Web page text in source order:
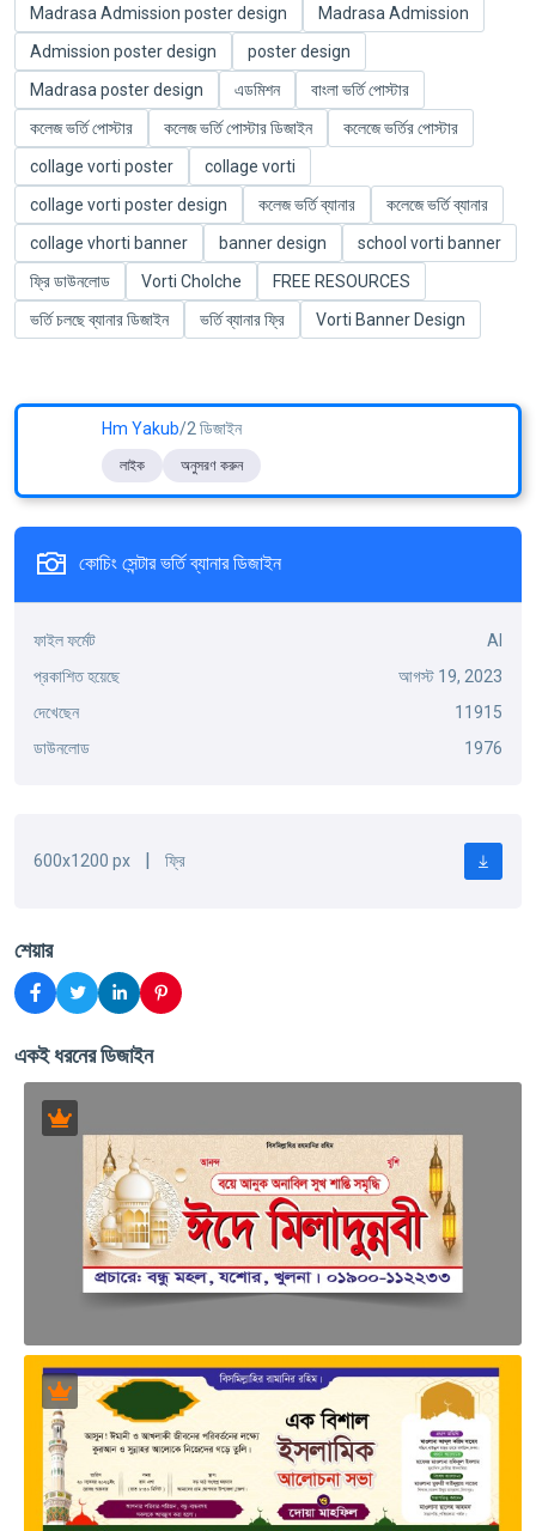
Madrasa Admission poster design
Madrasa Admission
Admission poster design
poster design
Madrasa poster design
এডমিশন
বাংলা ভর্তি পোস্টার
কলেজ ভর্তি পোস্টার
কলেজ ভর্তি পোস্টার ডিজাইন
কলেজে ভর্তির পোস্টার
collage vorti poster
collage vorti
collage vorti poster design
কলেজ ভর্তি ব্যানার
কলেজে ভর্তি ব্যানার
collage vhorti banner
banner design
school vorti banner
ফ্রি ডাউনলোড
Vorti Cholche
FREE RESOURCES
ভর্তি চলছে ব্যানার ডিজাইন
ভর্তি ব্যানার ফ্রি Vorti Banner Design
Hm Yakub/2 ডিজাইন
লাইক অনুসরণ করুন
কোচিং সেন্টার ভর্তি ব্যানার ডিজাইন
ফাইল ফর্মেট
AI
প্রকাশিত হয়েছে
আগস্ট 19, 2023
দেখেছেন
11915
ডাউনলোড
1976
600x1200 px ফ্রি
শেয়ার
একই ধরনের ডিজাইন